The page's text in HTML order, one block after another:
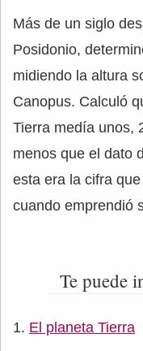
Más de un siglo
Posidonio,
midiendo la altura
Canopus. Calculó
Tierra medía unos,
menos que el dato
esta era la cifra
cuando emprendió
Te puede
El planeta Tierra